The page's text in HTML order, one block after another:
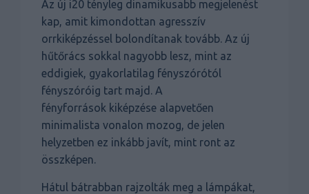
Az új i20 tényleg dinamikusabb megjelenést
kap, amit kimondottan agresszív
orrkiképzéssel bolondítanak tovább. Az új
hűtőrács sokkal nagyobb lesz, mint az
eddigiek, gyakorlatilag fényszórótól
fényszóróig tart majd. A
fényforrások kiképzése alapvetően
minimalista vonalon mozog, de jelen
helyzetben ez inkább javít, mint ront az
összképen.
Hátul bátrabban rajzolták meg a lámpákat,